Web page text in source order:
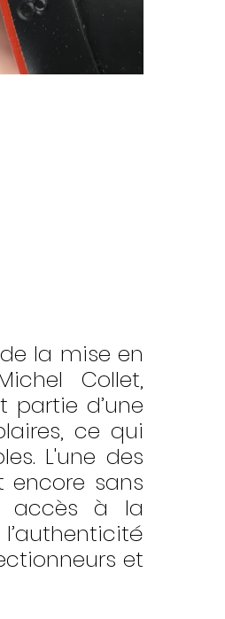
la mise en
Collet,
partie d’une
ce qui
L'une des
encore sans
accès à la
et